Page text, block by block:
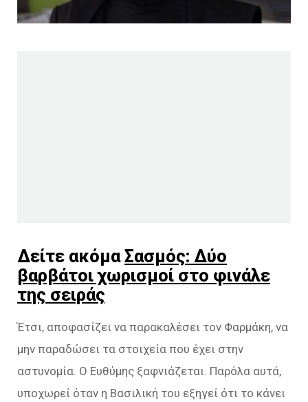
Δείτε ακόμαΣασμός: Δύο
βαρβάτοι χωρισμοί στο φινάλε
της σειράς
Έτσι, αποφασίζει να παρακαλέσει τον Φαρμάκη, να
μην παραδώσει τα στοιχεία που έχει στην
αστυνομία. Ο Ευθύμης ξαφνιάζεται. Παρόλα αυτά,
υποχωρεί όταν η Βασιλική του εξηγεί ότι το κάνει